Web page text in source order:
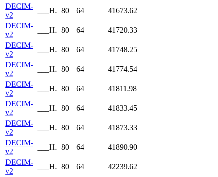
DECIM-
v2
___H. 80 64
41673.62
DECIM-
v2
___H. 80 64
41720.33
DECIM-
v2
___H. 80 64
41748.25
DECIM-
v2
___H. 80 64
41774.54
DECIM-
v2
___H. 80 64
41811.98
DECIM-
v2
___H. 80 64
41833.45
DECIM-
v2
___H. 80 64
41873.33
DECIM-
v2
___H. 80 64
41890.90
DECIM-
v2
___H. 80 64
42239.62